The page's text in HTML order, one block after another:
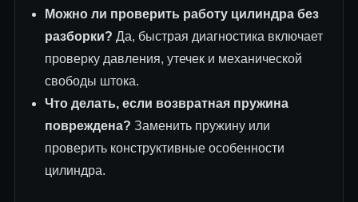
Можно ли проверить работу цилиндра без
разборки? Да, быстрая диагностика включает
проверку давления, утечек и механической
свободы штока.
Что делать, если возвратная пружина
повреждена? Заменить пружину или
проверить конструктивные особенности
цилиндра.